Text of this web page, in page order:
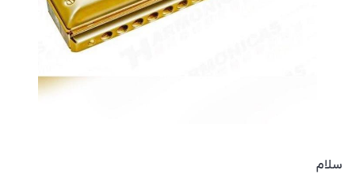
سلام